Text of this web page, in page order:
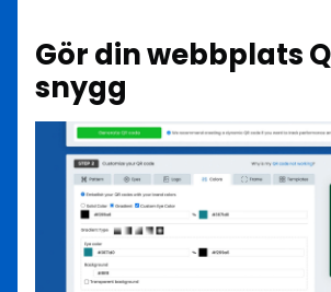
Gör din webbplats
snygg